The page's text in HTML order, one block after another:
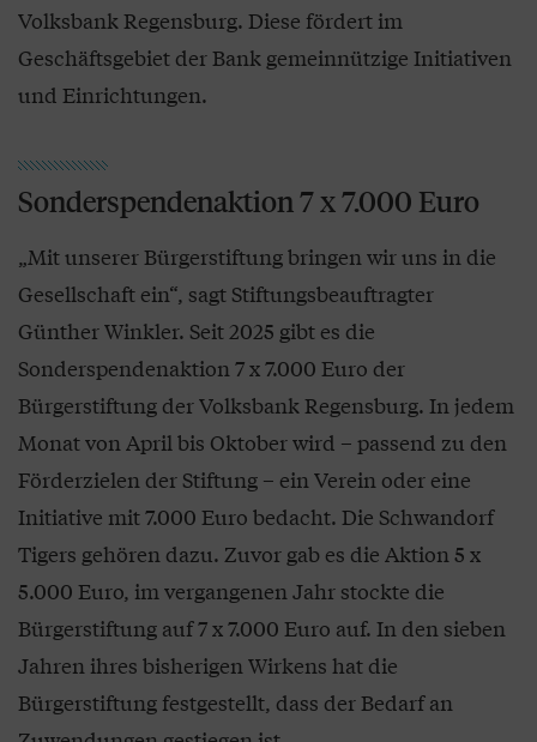
Volksbank Regensburg. Diese fördert im
Geschäftsgebiet der Bank gemeinnützige Initiativen
und Einrichtungen.
Sonderspendenaktion 7 x 7.000 Euro
„Mit unserer Bürgerstiftung bringen wir uns in die
Gesellschaft ein“, sagt Stiftungsbeauftragter
Günther Winkler. Seit 2025 gibt es die
Sonderspendenaktion 7 x 7.000 Euro der
Bürgerstiftung der Volksbank Regensburg. In jedem
Monat von April bis Oktober wird – passend zu den
Förderzielen der Stiftung – ein Verein oder eine
Initiative mit 7.000 Euro bedacht. Die Schwandorf
Tigers gehören dazu. Zuvor gab es die Aktion 5 x
5.000 Euro, im vergangenen Jahr stockte die
Bürgerstiftung auf 7 x 7.000 Euro auf. In den sieben
Jahren ihres bisherigen Wirkens hat die
Bürgerstiftung festgestellt, dass der Bedarf an